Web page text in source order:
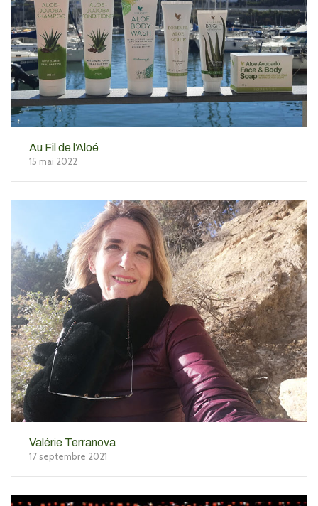
Au Fil de l’Aloé
15 mai 2022
Valérie Terranova
17 septembre 2021